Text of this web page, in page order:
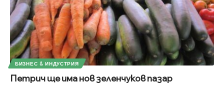
БИЗНЕС & ИНДУСТРИЯ
Петрич ще има нов зеленчуков пазар